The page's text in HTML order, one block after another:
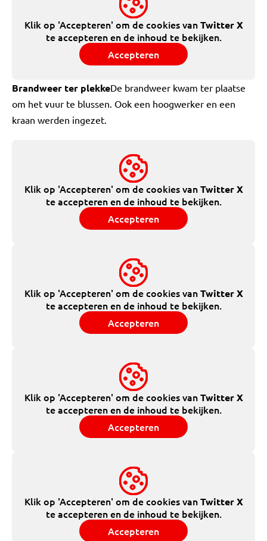
Klik op 'Accepteren' om de cookies vanTwitter X
te accepteren en de inhoud te bekijken.
Accepteren
Brandweer ter plekkeDe brandweer kwam ter plaatse
om het vuur te blussen. Ook een hoogwerker en een
kraan werden ingezet.
Klik op 'Accepteren' om de cookies vanTwitter X
te accepteren en de inhoud te bekijken.
Accepteren
Klik op 'Accepteren' om de cookies vanTwitter X
te accepteren en de inhoud te bekijken.
Accepteren
Klik op 'Accepteren' om de cookies vanTwitter X
te accepteren en de inhoud te bekijken.
Accepteren
Klik op 'Accepteren' om de cookies vanTwitter X
te accepteren en de inhoud te bekijken.
Accepteren